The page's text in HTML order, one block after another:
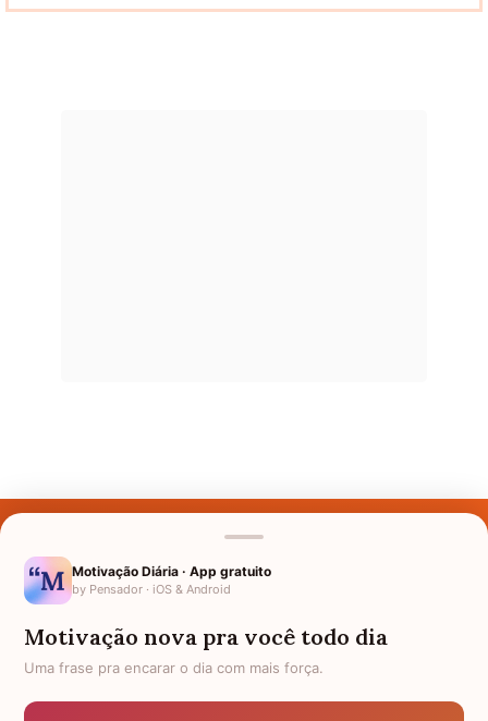
Nomes pelo Mundo
Política de Privacidade
Motivação Diária · App gratuito
by Pensador · iOS & Android
Motivação nova pra você todo dia
Uma frase pra encarar o dia com mais força.